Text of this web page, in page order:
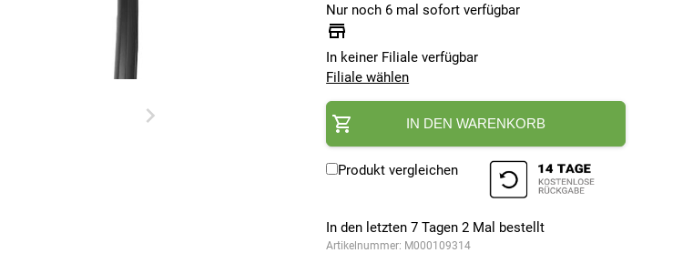
Nur noch 6 mal sofort verfügbar
In keiner Filiale verfügbar
Filiale wählen
IN DEN WARENKORB
Produkt vergleichen
In den letzten 7 Tagen2 Mal bestellt
Artikelnummer: M000109314